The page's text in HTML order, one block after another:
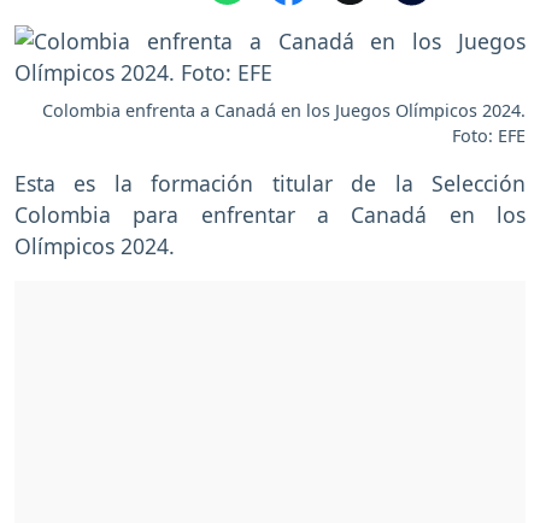
Colombia enfrenta a Canadá en los Juegos Olímpicos 2024.
Foto: EFE
Esta es la formación titular de la Selección
Colombia para enfrentar a Canadá en los
Olímpicos 2024.